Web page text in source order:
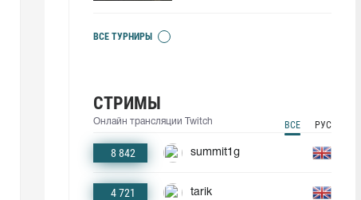
ВСЕ ТУРНИРЫ
СТРИМЫ
Онлайн трансляции Twitch ВСЕ РУС
8 842 summit1g
4 721 tarik